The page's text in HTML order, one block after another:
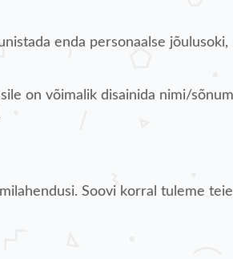
enda personaalse jõulusoki,
on võimalik disainida nimi/
Soovi korral tuleme